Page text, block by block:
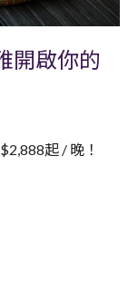
開啟你的
起 / 晚！